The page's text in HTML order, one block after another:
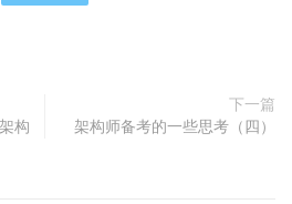
构
下一篇
架构师备考的一些思考（四）